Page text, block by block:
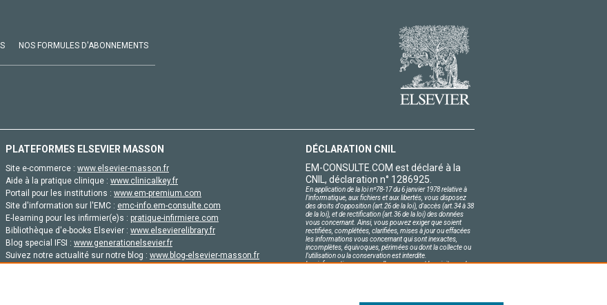
NOS FORMULES D'ABONNEMENTS
PLATEFORMES ELSEVIER MASSON
Site e-commerce : www.elsevier-masson.fr
Aide à la pratique clinique : www.clinicalkey.fr
Portail pour les institutions : www.em-premium.com
Site d'information sur l'EMC : emc-info.em-consulte.com
E-learning pour les infirmier(e)s : pratique-infirmiere.com
Bibliothèque d'e-books Elsevier : www.elsevierelibrary.fr
Blog special IFSI : www.generationelsevier.fr
Suivez notre actualité sur notre blog : www.blog-elsevier-masson.fr
DÉCLARATION CNIL
EM-CONSULTE.COM est déclaré à la
CNIL, déclaration n° 1286925.
En application de la loi nº78-17 du 6 janvier 1978 relative à
l'informatique, aux fichiers et aux libertés, vous disposez
des droits d'opposition (art.26 de la loi), d'accès (art.34 à 38
de la loi), et de rectification (art.36 de la loi) des données
vous concernant. Ainsi, vous pouvez exiger que soient
rectifiées, complétées, clarifiées, mises à jour ou effacées
les informations vous concernant qui sont inexactes,
incomplètes, équivoques, périmées ou dont la collecte ou
l'utilisation ou la conservation est interdite.
Les informations personnelles concernant les visiteurs de